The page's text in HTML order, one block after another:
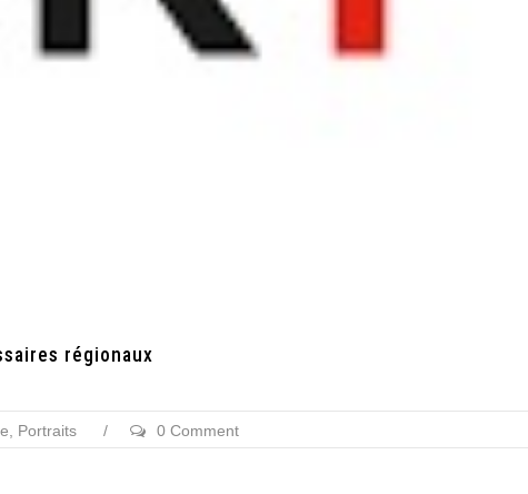
régionaux
Portraits / 0 Comment